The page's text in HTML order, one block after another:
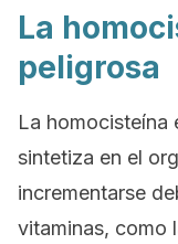
La
peligrosa
La homocisteína
sintetiza en el
incrementarse
vitaminas, como